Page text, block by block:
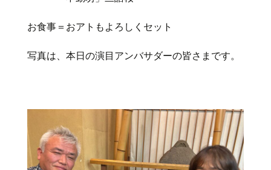
お食事＝おアトもよろしくセット
写真は、本日の演目アンバサダーの皆さまです。